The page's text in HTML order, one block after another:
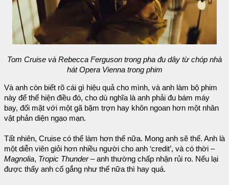
Tom Cruise và Rebecca Ferguson trong pha đu dây từ chóp nhà
hát Opera Vienna trong phim
Và anh còn biết rõ cái gì hiệu quả cho mình, và anh làm bộ phim
này để thể hiện điều đó, cho dù nghĩa là anh phải đu bám máy
bay, đối mặt với một gã bặm trợn hay khôn ngoan hơn một nhân
vật phản diện ngạo mạn.
Tất nhiên, Cruise có thể làm hơn thế nữa. Mong anh sẽ thế. Anh là
một diễn viên giỏi hơn nhiều người cho anh ‘credit’, và có thời –
Magnolia, Tropic Thunder– anh thường chấp nhận rủi ro. Nếu lại
được thấy anh cố gắng như thế nữa thì hay quá.